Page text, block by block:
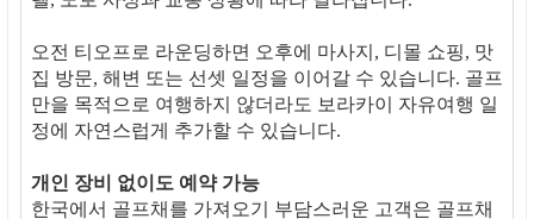
오전 티오프로 라운딩하면 오후에 마사지, 디몰 쇼핑, 맛
집 방문, 해변 또는 선셋 일정을 이어갈 수 있습니다. 골프
만을 목적으로 여행하지 않더라도 보라카이 자유여행 일
정에 자연스럽게 추가할 수 있습니다.
개인 장비 없이도 예약 가능
한국에서 골프채를 가져오기 부담스러운 고객은 골프채